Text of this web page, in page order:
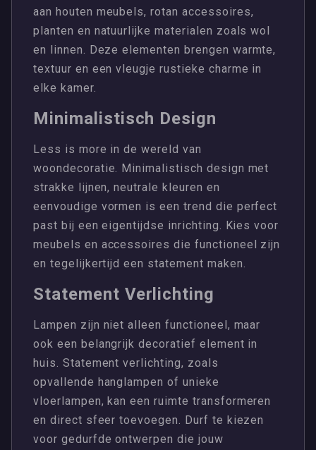
aan houten meubels, rotan accessoires,
planten en natuurlijke materialen zoals wol
en linnen. Deze elementen brengen warmte,
textuur en een vleugje rustieke charme in
elke kamer.
Minimalistisch Design
Less is more in de wereld van
woondecoratie. Minimalistisch design met
strakke lijnen, neutrale kleuren en
eenvoudige vormen is een trend die perfect
past bij een eigentijdse inrichting. Kies voor
meubels en accessoires die functioneel zijn
en tegelijkertijd een statement maken.
Statement Verlichting
Lampen zijn niet alleen functioneel, maar
ook een belangrijk decoratief element in
huis. Statement verlichting, zoals
opvallende hanglampen of unieke
vloerlampen, kan een ruimte transformeren
en direct sfeer toevoegen. Durf te kiezen
voor gedurfde ontwerpen die jouw